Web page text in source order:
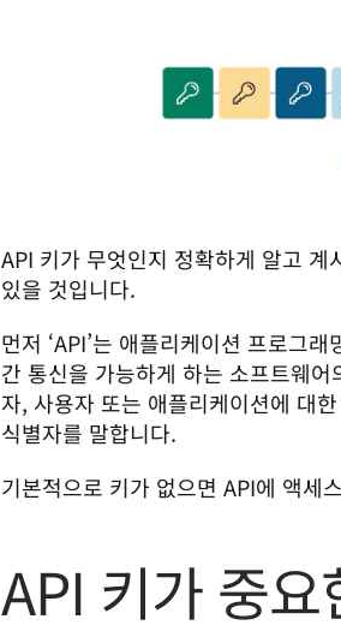
API 키가 무엇인지 정확하게 알고
있을 것입니다.
먼저 ‘API’는 애플리케이션 프로그
간 통신을 가능하게 하는 소프트웨
자, 사용자 또는 애플리케이션에 대
식별자를 말합니다.
기본적으로 키가 없으면 API에 액세
API 키가 중요